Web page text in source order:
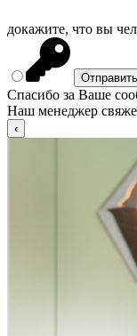
докажите, что вы
Спасибо за Ваше
Наш менеджер